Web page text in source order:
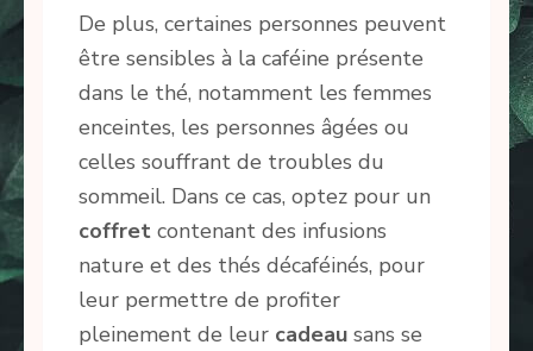
De plus, certaines personnes peuvent
être sensibles à la caféine présente
dans le thé, notamment les femmes
enceintes, les personnes âgées ou
celles souffrant de troubles du
sommeil. Dans ce cas, optez pour un
coffret contenant des infusions
nature et des thés décaféinés, pour
leur permettre de profiter
pleinement de leur cadeau sans se